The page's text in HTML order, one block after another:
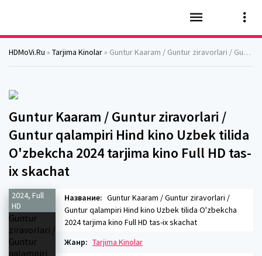
HDMoVi.Ru » Tarjima Kinolar » Guntur Kaaram / Guntur ziravorlari / Guntur qalampiri Hind kino Uzbek tilida O'zbekcha 2024 tarjima kino Full HD tas-ix skachat
Guntur Kaaram / Guntur ziravorlari /
Guntur qalampiri Hind kino Uzbek tilida
O'zbekcha 2024 tarjima kino Full HD tas-
ix skachat
2024, Full
HD
Название: Guntur Kaaram / Guntur ziravorlari /
Guntur qalampiri Hind kino Uzbek tilida O'zbekcha
2024 tarjima kino Full HD tas-ix skachat
Жанр: Tarjima Kinolar